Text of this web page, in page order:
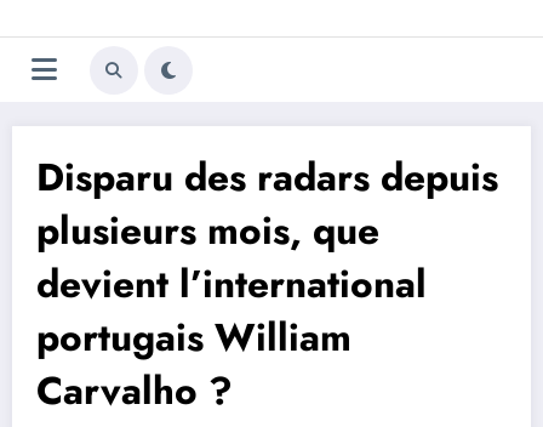
au
contenu
Trivela
L'actualité du football
Disparu des radars depuis
plusieurs mois, que
devient l’international
portugais William
Carvalho ?